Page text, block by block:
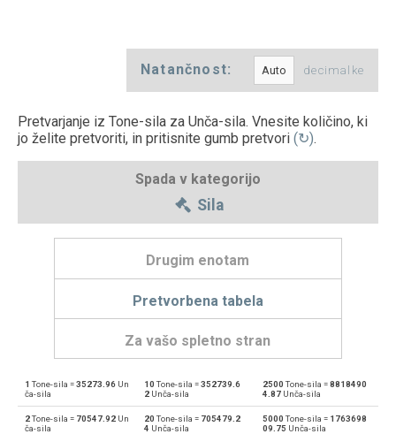
Natančnost: decimalke
Pretvarjanje iz Tone-sila za Unča-sila. Vnesite količino, ki
jo želite pretvoriti, in pritisnite gumb pretvori (↻).
Spada v kategorijo
Sila
Drugim enotam
Pretvorbena tabela
Za vašo spletno stran
tnf Tone-sila za Dynes dyn
dyn Dynes za Tone-sila tnf
1 Tone-sila =35273.96 Un
ča-sila
10 Tone-sila =352739.6
2Unča-sila
2500 Tone-sila =8818490
4.87 Unča-sila
2Tone-sila = 70547.92 Un
ča-sila
20 Tone-sila = 705479.2
4 Unča-sila
5000 Tone-sila = 1763698
09.75 Unča-sila